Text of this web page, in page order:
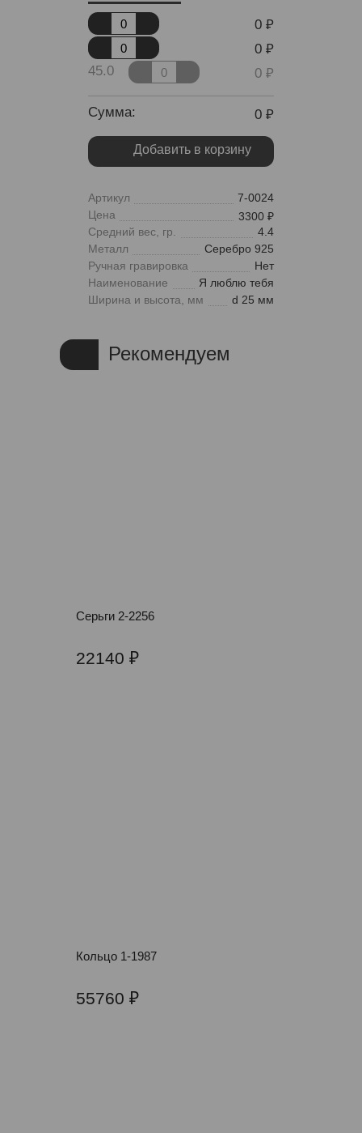
0
0
45.0
0
Сумма: 0
Добавить в корзину
Артикул
7-0024
Цена
3300
Средний вес, гр.
4.4
Металл
Серебро 925
Ручная гравировка
Нет
Наименование
Я люблю тебя
Ширина и высота, мм
d 25 мм
Рекомендуем
Серьги 2-2256
22140
Кольцо 1-1987
55760